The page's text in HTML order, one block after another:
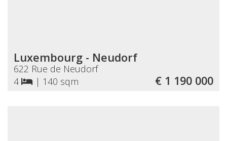
Luxembourg - Neudorf
622 Rue de Neudorf
4
| 140 sqm € 1 190 000